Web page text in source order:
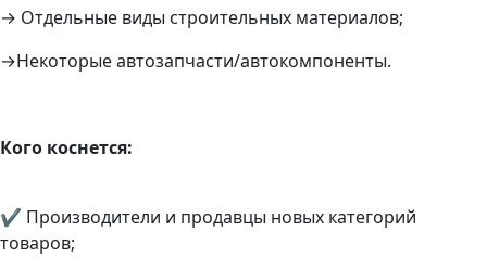
→ Отдельные виды строительных материалов;
→Некоторые автозапчасти/автокомпоненты.
Кого коснется:
✔ Производители и продавцы новых категорий
товаров;